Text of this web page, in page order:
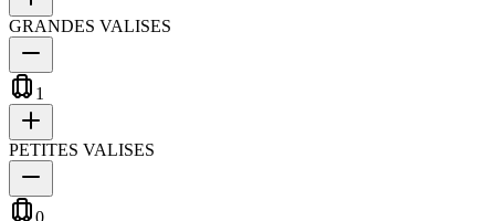
GRANDES VALISES
1
PETITES VALISES
0